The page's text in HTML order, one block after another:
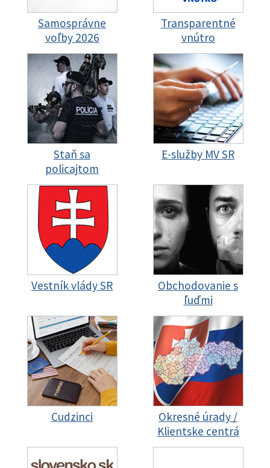
Samosprávne
voľby 2026
Transparentné
vnútro
Staň sa
policajtom
E-služby MV SR
Vestník vlády SR
Obchodovanie s
ľuďmi
Cudzinci
Okresné úrady /
Klientske centrá